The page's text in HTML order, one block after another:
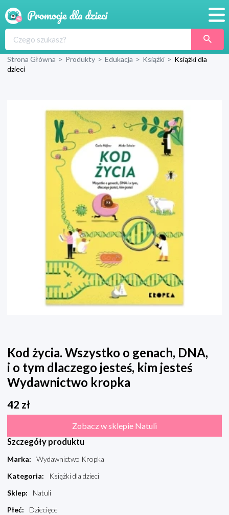
Produkty
Blog
Wyprawka
Strona Główna > Produkty > Edukacja > Książki > Książki dla
dzieci
Kod życia. Wszystko o genach, DNA,
i o tym dlaczego jesteś, kim jesteś
Wydawnictwo kropka
42 zł
Zobacz w sklepie Natuli
Szczegóły produktu
Marka:
Wydawnictwo Kropka
Kategoria:
Książki dla dzieci
Sklep:
Natuli
Płeć: Dziecięce